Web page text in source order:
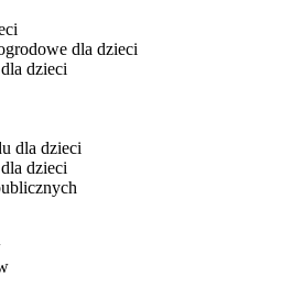
dla dzieci
dzieci
dla dzieci
dzieci